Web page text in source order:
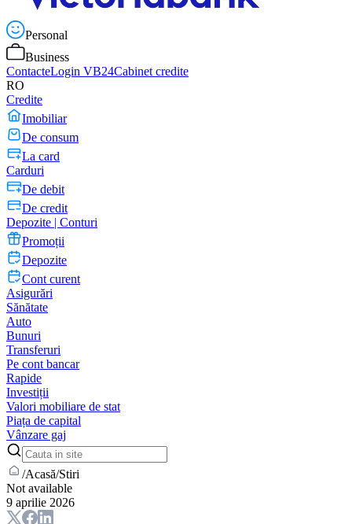
Personal
Business
ContacteLogin VB24Cabinet credite
RO
Credite
Imobiliar
De consum
La card
Carduri
De debit
De credit
Depozite | Conturi
Promoții
Depozite
Cont curent
Asigurări
Sănătate
Auto
Bunuri
Transferuri
Pe cont bancar
Rapide
Investiții
Valori mobiliare de stat
Piața de capital
Vânzare gaj
/Acasă/Stiri
Not available
9 aprilie 2026